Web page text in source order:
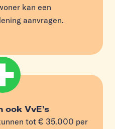
kan een
aanvragen.
ook VvE’s
tot € 35.000 per